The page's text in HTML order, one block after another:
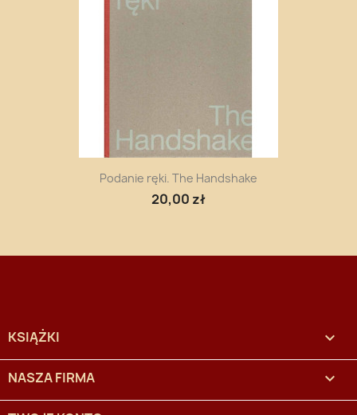
Podanie ręki. The Handshake
20,00 zł
KSIĄŻKI 
NASZA FIRMA 